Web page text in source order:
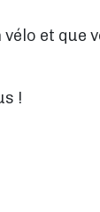
et que
!